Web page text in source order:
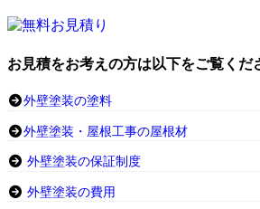
お見積をお考えの方は以下をご覧くだ
外壁塗装の塗料
外壁塗装・屋根工事の屋根材
外壁塗装の保証制度
外壁塗装の費用